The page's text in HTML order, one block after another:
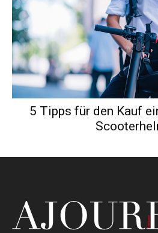
5 Tipps für den Kauf